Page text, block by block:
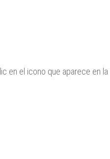
en el icono que aparece en